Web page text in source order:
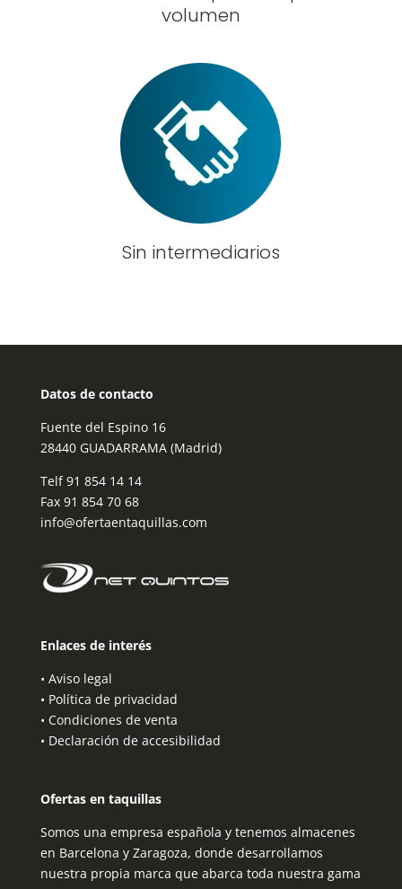
volumen
Sin intermediarios
Datos de contacto
Fuente del Espino 16
28440 GUADARRAMA (Madrid)
Telf91 854 14 14
Fax 91 854 70 68
info@ofertaentaquillas.com
Enlaces de interés
• Aviso legal
• Política de privacidad
• Condiciones de venta
• Declaración de accesibilidad
Ofertas en taquillas
Somos una empresa española y tenemos almacenes
en Barcelona y Zaragoza, donde desarrollamos
nuestra propia marca que abarca toda nuestra gama